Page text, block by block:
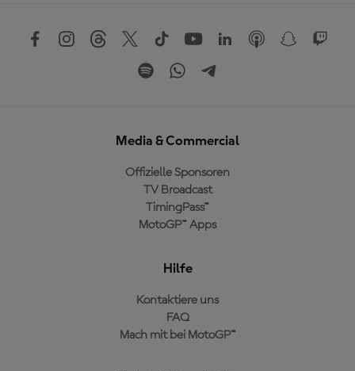
Media & Commercial
Offizielle Sponsoren
TV Broadcast
TimingPass™
MotoGP™ Apps
Hilfe
Kontaktiere uns
FAQ
Mach mit bei MotoGP™